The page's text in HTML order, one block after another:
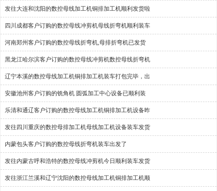
发往大连和沈阳的数控母线加工机铜排加工机顺利发货啦
四川成都客户订购的数控母线冲剪机母线折弯机顺利装车
河南郑州客户订购的数控母线折弯机,母排折弯机已发货
黑龙江哈尔滨客户订购的数控母线冲剪机数控母线折弯机
辽宁本溪的数控母线加工机铜排加工机装车打包完毕，出
安徽池州客户订购的铣角机 圆弧加工中心设备已顺利装
乐清和通辽客户订购的数控母线加工机铜排加工机设备昨
发往四川重庆的数控母排加工机母线加工机设备装车发货
内蒙包头客户订购的数控母线折弯机装车出发了
发往内蒙古呼和浩特的数控母线冲剪机今日顺利装车发货
发往浙江兰溪和辽宁沈阳的数控母线加工机铜排加工机顺